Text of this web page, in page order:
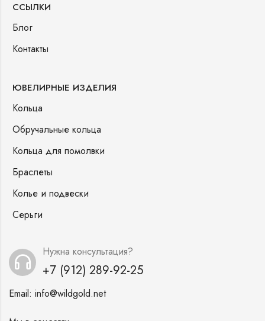
ССЫЛКИ
Блог
Контакты
ЮВЕЛИРНЫЕ ИЗДЕЛИЯ
Кольца
Обручальные кольца
Кольца для помолвки
Браслеты
Колье и подвески
Серьги
Нужна консультация?
+7 (912) 289-92-25
Email: info@wildgold.net